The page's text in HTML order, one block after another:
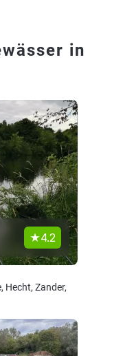
in
4.2
Hecht, Zander,